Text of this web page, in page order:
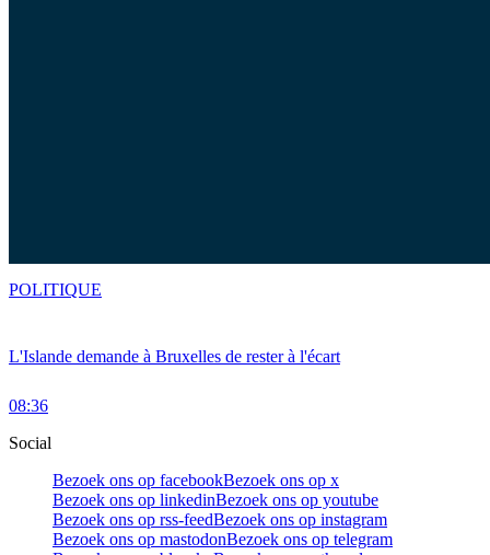
L'Islande demande à Bruxelles de rester à l'écart
08:36
POLITIQUE
Social
Bezoek ons op facebookBezoek ons op x
Bezoek ons op linkedinBezoek ons op youtube
Bezoek ons op rss-feedBezoek ons op instagram
Bezoek ons op mastodonBezoek ons op telegram